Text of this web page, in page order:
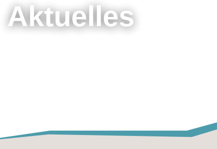
Aktuelles